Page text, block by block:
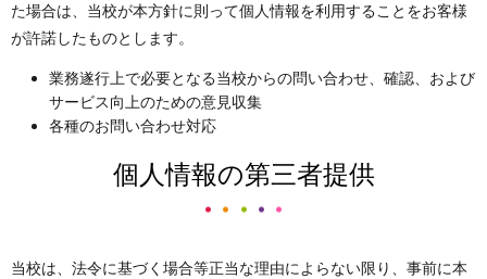
た場合は、当校が本方針に則って個人情報を利用することをお客様
が許諾したものとします。
業務遂行上で必要となる当校からの問い合わせ、確認、および
サービス向上のための意見収集
各種のお問い合わせ対応
個人情報の第三者提供
当校は、法令に基づく場合等正当な理由によらない限り、事前に本